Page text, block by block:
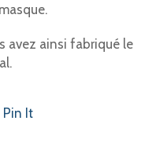
avez ainsi fabriqué le
Pin It